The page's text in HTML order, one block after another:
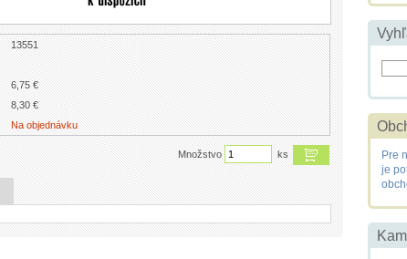
13551
6,75 €
8,30 €
Na objednávku
Množstvo ks
Pre
je